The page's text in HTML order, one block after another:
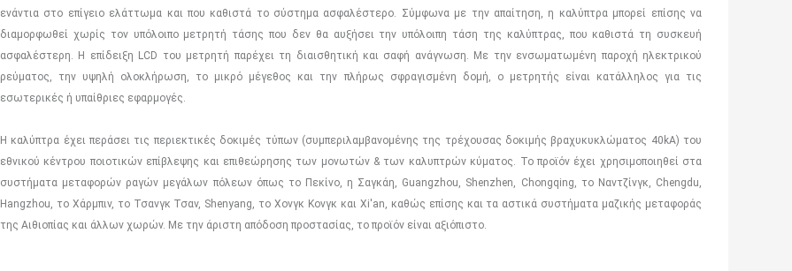
ενάντια στο επίγειο ελάττωμα και που καθιστά το σύστημα ασφαλέστερο. Σύμφωνα με την απαίτηση, η καλύπτρα μπορεί επίσης να
διαμορφωθεί χωρίς τον υπόλοιπο μετρητή τάσης που δεν θα αυξήσει την υπόλοιπη τάση της καλύπτρας, που καθιστά τη συσκευή
ασφαλέστερη. Η επίδειξη LCD του μετρητή παρέχει τη διαισθητική και σαφή ανάγνωση. Με την ενσωματωμένη παροχή ηλεκτρικού
ρεύματος, την υψηλή ολοκλήρωση, το μικρό μέγεθος και την πλήρως σφραγισμένη δομή, ο μετρητής είναι κατάλληλος για τις
εσωτερικές ή υπαίθριες εφαρμογές.
Η καλύπτρα έχει περάσει τις περιεκτικές δοκιμές τύπων (συμπεριλαμβανομένης της τρέχουσας δοκιμής βραχυκυκλώματος 40kA) του
εθνικού κέντρου ποιοτικών επίβλεψης και επιθεώρησης των μονωτών & των καλυπτρών κύματος. Το προϊόν έχει χρησιμοποιηθεί στα
συστήματα μεταφορών ραγών μεγάλων πόλεων όπως το Πεκίνο, η Σαγκάη, Guangzhou, Shenzhen, Chongqing, το Ναντζίνγκ, Chengdu,
Hangzhou, το Χάρμπιν, το Τσανγκ Τσαν, Shenyang, το Χονγκ Κονγκ και Xi'an, καθώς επίσης και τα αστικά συστήματα μαζικής μεταφοράς
της Αιθιοπίας και άλλων χωρών. Με την άριστη απόδοση προστασίας, το προϊόν είναι αξιόπιστο.